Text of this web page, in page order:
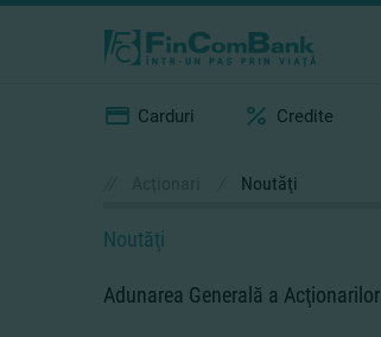
Carduri Credite
Noutăţi
Noutăţi
Adunarea Generală a Acţionarilor